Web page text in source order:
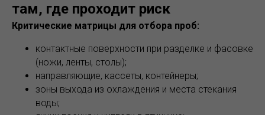
там, где проходит риск
Критические матрицы для отбора проб:
контактные поверхности при разделке и фасовке
(ножи, ленты, столы);
направляющие, кассеты, контейнеры;
зоны выхода из охлаждения и места стекания
воды;